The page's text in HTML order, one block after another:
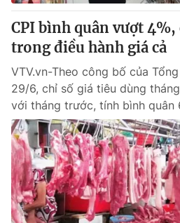
CPI bình quân vượt
trong điều hành giá cả
VTV.vn-Theo công bố của
29/6, chỉ số giá tiêu dùng
với tháng trước, tính bình quân